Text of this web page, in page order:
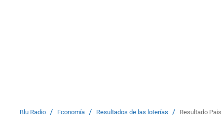
Blu Radio / Economía / Resultados de las loterías / Resultado